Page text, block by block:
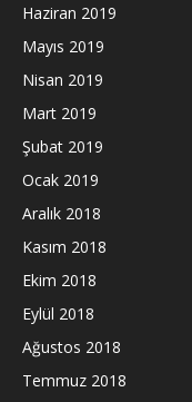
Haziran 2019
Mayıs 2019
Nisan 2019
Mart 2019
Şubat 2019
Ocak 2019
Aralık 2018
Kasım 2018
Ekim 2018
Eylül 2018
Ağustos 2018
Temmuz 2018